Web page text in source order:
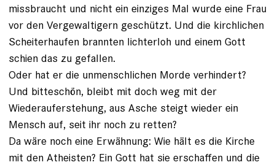
missbraucht und nicht ein einziges Mal wurde eine Frau
vor den Vergewaltigern geschützt. Und die kirchlichen
Scheiterhaufen brannten lichterloh und einem Gott
schien das zu gefallen.
Oder hat er die unmenschlichen Morde verhindert?
Und bitteschön, bleibt mit doch weg mit der
Wiederauferstehung, aus Asche steigt wieder ein
Mensch auf, seit ihr noch zu retten?
Da wäre noch eine Erwähnung: Wie hält es die Kirche
mit den Atheisten? Ein Gott hat sie erschaffen und die